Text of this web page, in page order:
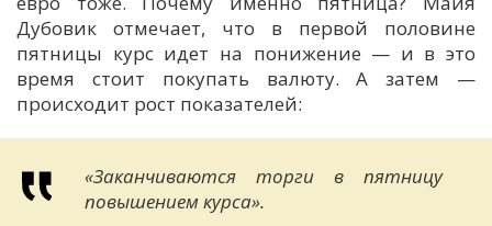
Дубовик отмечает, что в первой половине
пятницы курс идет на понижение — и в это
время стоит покупать валюту. А затем —
происходит рост показателей:
«Заканчиваются торги в пятницу
повышением курса».